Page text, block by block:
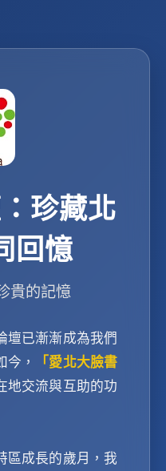
珍藏北
回憶
貴的記憶
壇已漸漸成為我們
，
「愛北大臉書
地交流與互助的功
區成長的歲月，我